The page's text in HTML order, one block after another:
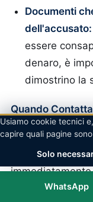
Documenti
dell'accusato:
essere
denaro, è
dimostrino la
Quando
Prepararsi a
È
un avviso di
WhatsApp
Usiamo cookie tecnici
capire quali pagine
Solo